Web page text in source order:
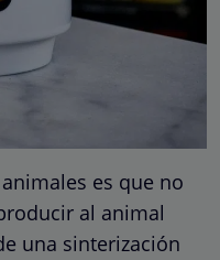
es que no
al animal
una sinterización